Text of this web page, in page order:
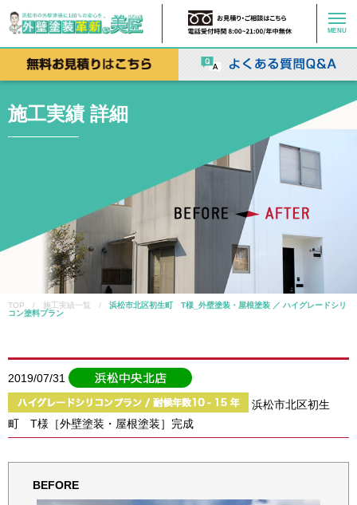
MENU
施工実績 詳細
TOP / 施工実績一覧 / 浜松市北区初生町 T様_外壁塗装・屋根塗装 ／ ハイグレードシリ
コン塗料プラン
2019/07/31
浜松市北区初生
町 T様［外壁塗装・屋根塗装］完成
BEFORE